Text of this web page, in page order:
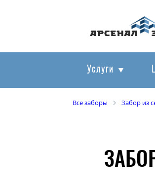
Услуги
Все заборы Забор из